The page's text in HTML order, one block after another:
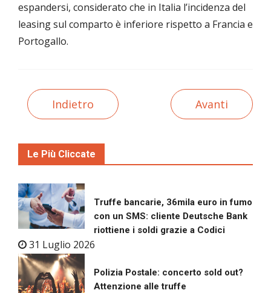
espandersi, considerato che in Italia l’incidenza del
leasing sul comparto è inferiore rispetto a Francia e
Portogallo.
Indietro Avanti
Le Più Cliccate
Truffe bancarie, 36mila euro in fumo
con un SMS: cliente Deutsche Bank
riottiene i soldi grazie a Codici
31 Luglio 2026
Polizia Postale: concerto sold out?
Attenzione alle truffe